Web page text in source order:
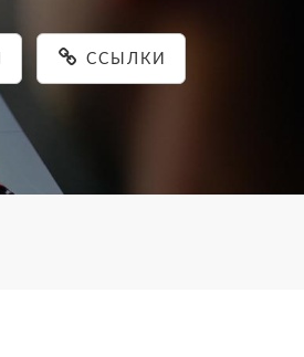
ССЫЛКИ